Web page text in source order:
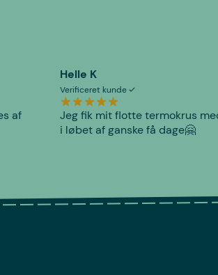
af
Helle K
Verificeret kunde
Jeg fik mit flotte termokrus
i løbet af ganske få dage🤗